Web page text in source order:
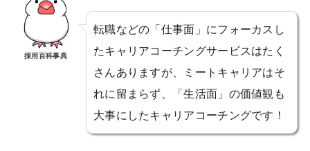
採用百科事典
転職などの「仕事面」にフォーカスし
たキャリアコーチングサービスはたく
さんありますが、ミートキャリアはそ
れに留まらず、「生活面」の価値観も
大事にしたキャリアコーチングです！